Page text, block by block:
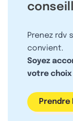
Prenez rdv
convient.
Soyez
votre choix
Prendre